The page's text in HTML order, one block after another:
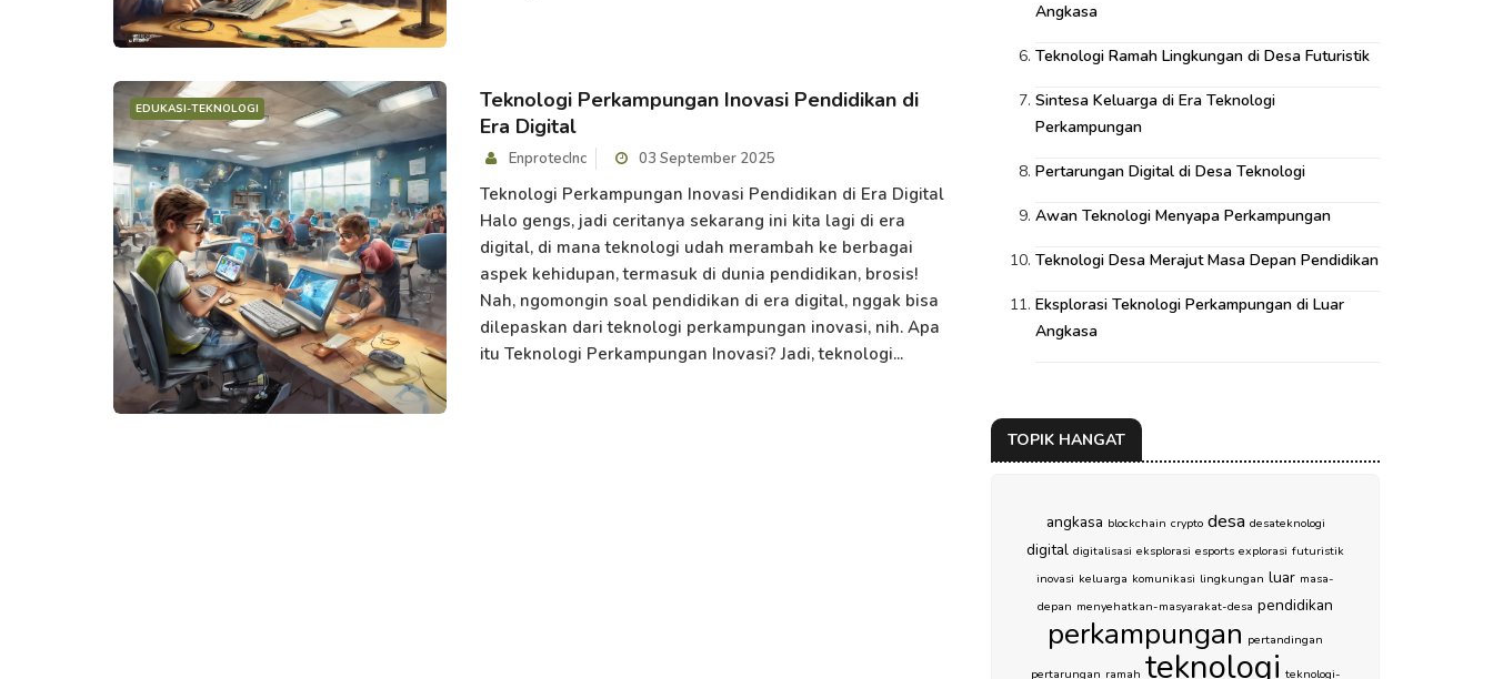
EDUKASI-TEKNOLOGI
Teknologi Perkampungan Inovasi Pendidikan di
Era Digital
EnprotecInc 03 September 2025
Teknologi Perkampungan Inovasi Pendidikan di Era Digital
Halo gengs, jadi ceritanya sekarang ini kita lagi di era
digital, di mana teknologi udah merambah ke berbagai
aspek kehidupan, termasuk di dunia pendidikan, brosis!
Nah, ngomongin soal pendidikan di era digital, nggak bisa
dilepaskan dari teknologi perkampungan inovasi, nih. Apa
itu Teknologi Perkampungan Inovasi? Jadi, teknologi...
Angkasa
Teknologi Ramah Lingkungan di Desa Futuristik
Sintesa Keluarga di Era Teknologi
Perkampungan
Pertarungan Digital di Desa Teknologi
Awan Teknologi Menyapa Perkampungan
Teknologi Desa Merajut Masa Depan Pendidikan
Eksplorasi Teknologi Perkampungan di Luar
Angkasa
TOPIK HANGAT
angkasa blockchain crypto desa desateknologi
digital digitalisasi eksplorasi esports explorasi futuristik
inovasi keluarga komunikasi lingkungan luar masa-
depan menyehatkan-masyarakat-desa pendidikan
perkampungan pertandingan
pertarungan ramah teknologi teknologi-